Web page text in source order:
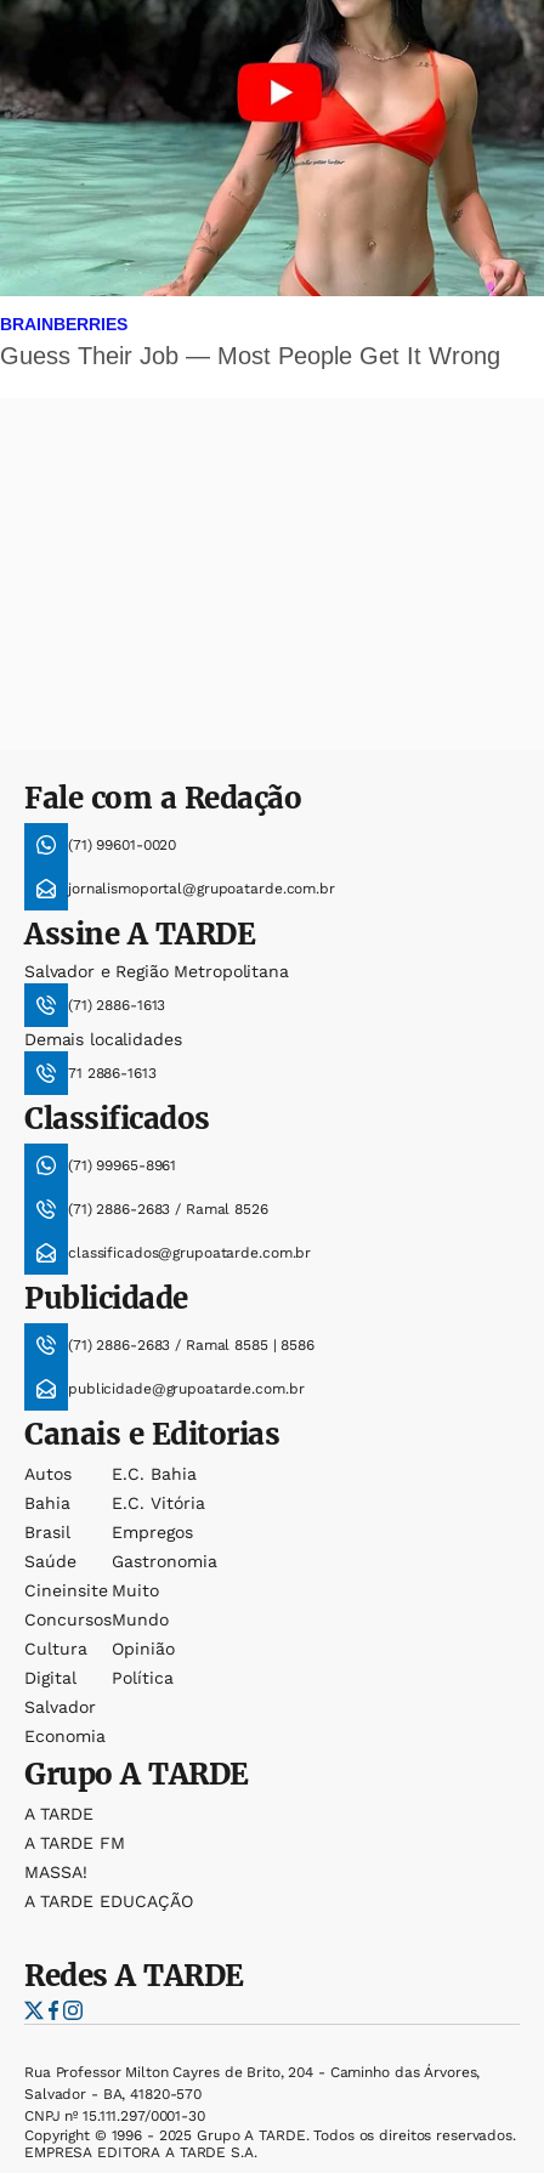
Fale com a Redação
(71) 99601-0020
jornalismoportal@grupoatarde.com.br
AssineA TARDE
Salvador e Região Metropolitana
(71) 2886-1613
Demais localidades
71 2886-1613
Classificados
(71) 99965-8961
(71) 2886-2683 / Ramal 8526
classificados@grupoatarde.com.br
Publicidade
(71) 2886-2683 / Ramal 8585 | 8586
publicidade@grupoatarde.com.br
Canais e Editorias
Autos
Bahia
Brasil
Saúde
Cineinsite
Concursos
Cultura
Digital
Salvador
Economia
E.c. Bahia
E.c. Vitória
Empregos
Gastronomia
Muito
Mundo
Opinião
Política
GrupoA TARDE
A TARDE
A TARDE FM
MASSA!
A TARDE EDUCAÇÃO
RedesA TARDE
Rua Professor Milton Cayres de Brito, 204 - Caminho das Árvores,
Salvador - BA, 41820-570
CNPJ nº 15.111.297/0001-30
Copyright © 1996 - 2025 Grupo A TARDE. Todos os direitos reservados.
EMPRESA EDITORA A TARDE S.A.